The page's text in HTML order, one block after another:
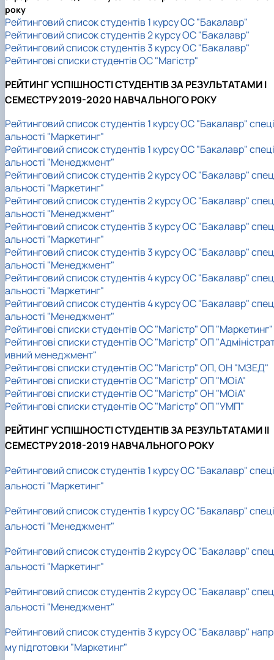
року
Рейтинговий список студентів 1 курсу ОС "Бакалавр"
Рейтинговий список студентів 2 курсу ОС "Бакалавр"
Рейтинговий список студентів 3 курсу ОС "Бакалавр"
Рейтингові списки студентів ОС "Магістр"
РЕЙТИНГ УСПІШНОСТІ СТУДЕНТІВ ЗА РЕЗУЛЬТАТАМИ I
СЕМЕСТРУ 2019-2020 НАВЧАЛЬНОГО РОКУ
Рейтинговий список студентів 1 курсу ОС "Бакалавр" спеці
альності "Маркетинг"
Рейтинговий список студентів 1 курсу ОС "Бакалавр" спеці
альності "Менеджмент"
Рейтинговий список студентів 2 курсу ОС "Бакалавр"
альності "Маркетинг"
Рейтинговий список студентів 2 курсу ОС "Бакалавр"
альності "Менеджмент"
Рейтинговий список студентів 3 курсу ОС "Бакалавр"
альності "Маркетинг"
Рейтинговий список студентів 3 курсу ОС "Бакалавр"
альності "Менеджмент"
Рейтинговий список студентів 4 курсу ОС "Бакалавр"
альності "Маркетинг"
Рейтинговий список студентів 4 курсу ОС "Бакалавр"
альності "Менеджмент"
Рейтингові списки студентів ОС "Магістр" ОП "Маркетинг"
Рейтингові списки студентів ОС "Магістр" ОП
ивний менеджмент"
Рейтингові списки студентів ОС "Магістр" ОП, ОН "МЗЕД"
Рейтингові списки студентів ОС "Магістр" ОП "МОіА"
Рейтингові списки студентів ОС "Магістр" ОН "МОіА"
Рейтингові списки студентів ОС "Магістр" ОП "УМП"
РЕЙТИНГ УСПІШНОСТІ СТУДЕНТІВ ЗА РЕЗУЛЬТАТАМИ II
СЕМЕСТРУ 2018-2019 НАВЧАЛЬНОГО РОКУ
Рейтинговий список студентів 1 курсу ОС "Бакалавр" спеці
альності "Маркетинг"
Рейтинговий список студентів 1 курсу ОС "Бакалавр" спеці
альності "Менеджмент"
Рейтинговий список студентів 2 курсу ОС "Бакалавр"
альності "Маркетинг"
Рейтинговий список студентів 2 курсу ОС "Бакалавр"
альності "Менеджмент"
Рейтинговий список студентів 3 курсу ОС "Бакалавр"
му підготовки "Маркетинг"